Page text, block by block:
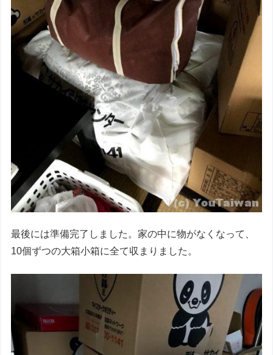
最後には準備完了しました。家の中に物がなくなって、
10個ずつの大箱小箱に全て収まりました。